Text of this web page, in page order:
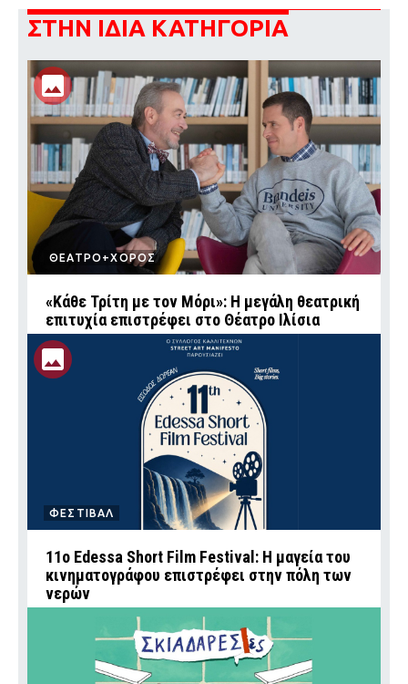
ΣΤΗΝ ΙΔΙΑ ΚΑΤΗΓΟΡΙΑ
ΘΕΑΤΡΟ+ΧΟΡΟΣ
«Κάθε Τρίτη με τον Μόρι»: Η μεγάλη θεατρική
επιτυχία επιστρέφει στο Θέατρο Ιλίσια
ΦΕΣΤΙΒΑΛ
11ο Edessa Short Film Festival: Η μαγεία του
κινηματογράφου επιστρέφει στην πόλη των
νερών